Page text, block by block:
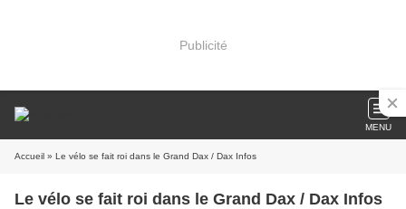
Publicité
MENU
Accueil » Le vélo se fait roi dans le Grand Dax / Dax Infos
Le vélo se fait roi dans le Grand Dax / Dax Infos